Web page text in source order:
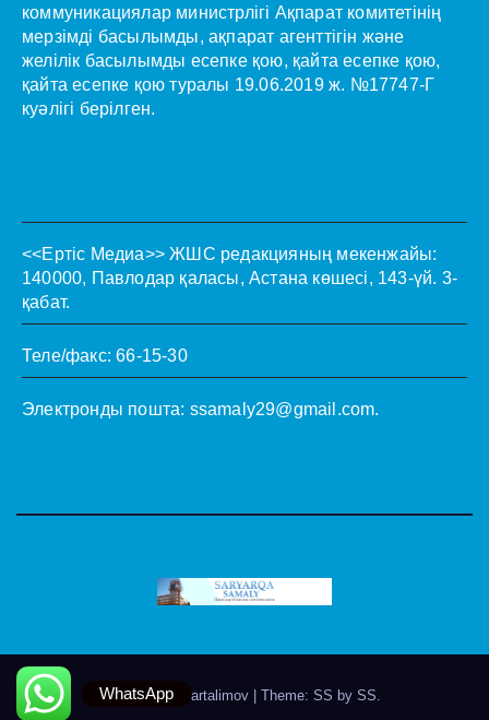
коммуникациялар министрлігі Ақпарат комитетінің
мерзімді басылымды, ақпарат агенттігін және
желілік басылымды есепке қою, қайта есепке қою,
қайта есепке қою туралы 19.06.2019 ж. №17747-Г
куәлігі берілген.
<<Ертіс Медиа>> ЖШС редакцияның мекенжайы:
140000, Павлодар қаласы, Астана көшесі, 143-үй. 3-
қабат.
Теле/факс: 66-15-30
Электронды пошта: ssamaly29@gmail.com.
Theme by @artalimov | Theme: SS by SS
WhatsApp